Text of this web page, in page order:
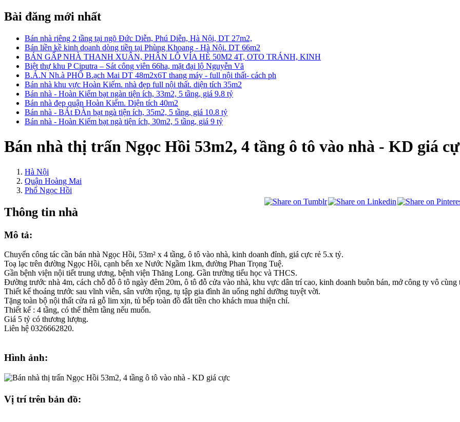
Bài đăng mới nhất
Bán nhà riêng 2 tầng tại ngõ Đức Diễn, Phú Diễn, Hà Nội, DT 27m2,
Bán liền kề kinh doanh dòng tiền tại Phùng Khoang - Hà Nội. DT 66m2
BÁN GẤP NHÀ THANH XUÂN, PHÂN LÔ VỈA HÈ 50M2 4T, OTO TRÁNH, KINH
Biệt thự khu P Ciputra – Sát công viên 66ha, mặt đại lộ Nguyễn Vă
B.Á.N Nh.à PHỐ B.ạch Mai DT 48m2x6T thang máy - full nội thất- cách ph
Bán nhà khu vực Hoàn Kiếm. nhà đẹp full nội thất. diện tích 35m2
Bán nhà - Hoàn Kiếm bạt ngàn tiện ích, 33m2, 5 tầng, giá 9.8 tỷ
Bán nhà đẹp quận Hoàn Kiếm. Diện tích 40m2
Bán nhà - BÁt ĐÀn bạt ngà tiện ích, 35m2, 5 tầng, giá 10.8 tỷ
Bán nhà - Hoàn Kiếm bạt ngà tiện ích, 30m2, 5 tầng, giá 9 tỷ
Bán nhà thị trấn Ngọc Hồi 53m2, 4 tầng ô tô vào nhà - KD giá
Hà Nội
Quận Hoàng Mai
Phố Ngọc Hồi
Thông tin nhà
Mô tả:
Chuyển công tác cần bán nhà Ngọc Hồi, 53m² x 4 tầng, ô tô vào nhà, kinh doanh đỉnh, giá cực rẻ 5.x tỷ.
Toạ lạc trên đường Ngọc Hồi, cạnh bến xe Nước Ngầm 1km, đường Phan Trọng Tuệ.
Gần bệnh viện nội tiết trung ương, bệnh viện Thăng Long. Gần trường tiểu học và THCS.
Đường trước nhà 4m, cách chỗ đỗ ô tô ngày đêm 20m, ô tô đỗ cửa vào nhà, khu vực dân trí cao, kinh doanh buôn bán, mở công ty vô cùng
Thiết kế thoáng trước sau vĩnh viễn, sân vườn rộng, tụ tập gia đình ăn uống nghỉ dưỡng tuyệt vời.
Tặng toàn bộ nội thất cửa rả gỗ lim xịn, tủ bếp toàn đồ đắt tiền cho khách mua thiện chí.
Thiết kế : 4 tầng, có thể thêm tầng nếu muốn.
Giá 5 tỷ có thương lượng.
Liên hệ 0326662820.
Hình ảnh:
Vị trí trên bản đồ: